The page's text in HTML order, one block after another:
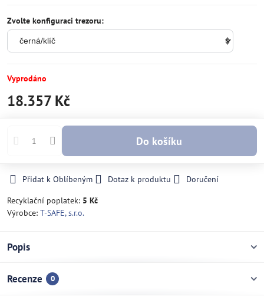
Zvolte konfiguraci trezoru:
Vyprodáno
18.357 Kč
Do košíku
Přidat k Oblíbeným Dotaz k produktu
Doručení
Recyklační poplatek: 5 Kč
Výrobce: T-SAFE, s.r.o.
Popis
Recenze 0